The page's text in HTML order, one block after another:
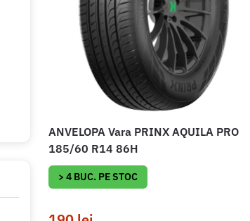
ANVELOPA Vara PRINX AQUILA PRO
185/60 R14 86H
> 4 BUC. PE STOC